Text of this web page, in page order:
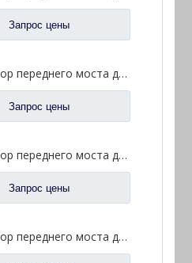
Запрос цены
Амортизатор переднего моста для грузовика FAW Jiefang Tian V Han V, автозапчасти 2905010-D650
Запрос цены
Амортизатор переднего моста для запасных частей 2905010-1086/D грузовика FAW Jiefang Jh6 J6p
Запрос цены
Амортизатор переднего моста для запасных частей 2905010-371 грузовика FAW Jiefang Aowei